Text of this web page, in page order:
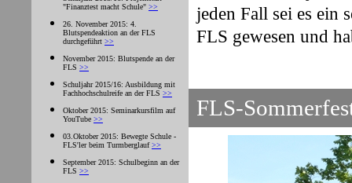
"Finanztest macht Schule" >>
26. November 2015: 4.
Blutspendeaktion an der FLS
durchgeführt >>
November 2015: Blutspende an der
FLS >>
Schuljahr 2015/16: Ausbildung mit
Fachhochschulreife an der FLS >>
Oktober 2015: Seminarkursfilm auf
YouTube >>
03.Oktober 2015: Bewegte Schule -
FLS'ler beim Turmberglauf>>
September 2015: Schulbeginn an der
FLS >>
jeden Fall sei es ein
FLS gewesen und
FLS-